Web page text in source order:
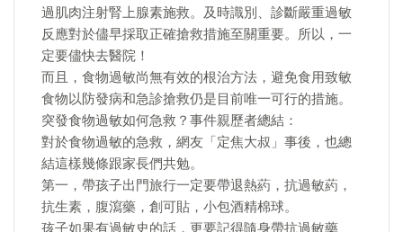
過肌肉注射腎上腺素施救。及時識別、診斷嚴重過敏
反應對於儘早採取正確搶救措施至關重要。所以，一
定要儘快去醫院！
而且，食物過敏尚無有效的根治方法，避免食用致敏
食物以防發病和急診搶救仍是目前唯一可行的措施。
突發食物過敏如何急救？事件親歷者總結：
對於食物過敏的急救，網友「定焦大叔」事後，也總
結這樣幾條跟家長們共勉。
第一，帶孩子出門旅行一定要帶退熱葯，抗過敏葯，
抗生素，腹瀉藥，創可貼，小包酒精棉球。
孩子如果有過敏史的話，更要記得隨身帶抗過敏藥